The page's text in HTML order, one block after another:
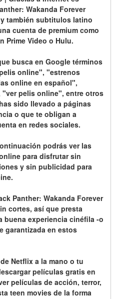
Wakanda Forever
también subtitulos latino
cuenta de premium como
Prime Video o Hulu.
busca en Google términos
online", "estrenos
online en español",
pelis online", entre otros
sido llevado a páginas
o que te obligan a
en redes sociales.
podrás ver las
para disfrutar sin
y sin publicidad para
Panther: Wakanda Forever
cortes, así que presta
buena experiencia cinéfila -o
garantizada en estos
Netflix a la mano o tu
películas gratis en
películas de acción, terror,
teen movies de la forma